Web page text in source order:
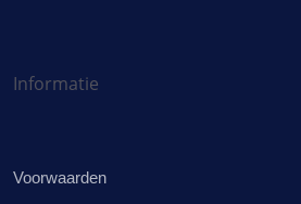
Informatie
Voorwaarden